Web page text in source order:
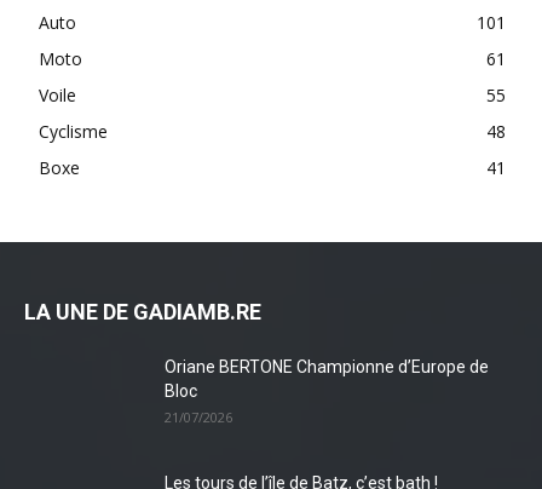
Auto
101
Moto
61
Voile
55
Cyclisme
48
Boxe
41
LA UNE DE GADIAMB.RE
Oriane BERTONE Championne d’Europe de
Bloc
21/07/2026
Les tours de l’île de Batz, c’est bath !